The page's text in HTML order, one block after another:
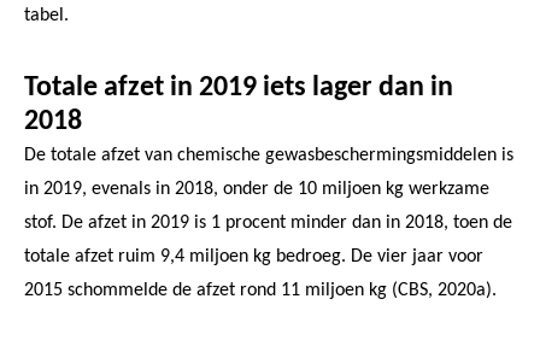
tabel.
Totale afzet in 2019 iets lager dan in
2018
De totale afzet van chemische gewasbeschermingsmiddelen is
in 2019, evenals in 2018, onder de 10 miljoen kg werkzame
stof. De afzet in 2019 is 1 procent minder dan in 2018, toen de
totale afzet ruim 9,4 miljoen kg bedroeg. De vier jaar voor
2015 schommelde de afzet rond 11 miljoen kg (CBS, 2020a).